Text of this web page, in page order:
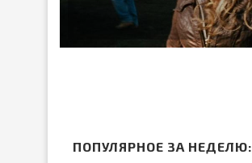
ПОПУЛЯРНОЕ ЗА НЕДЕЛЮ: